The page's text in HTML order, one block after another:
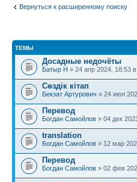
Вернуться к расширенному поиску
ТЕМЫ
Досадные недочёты
Батыр Н » 24 апр 2024, 18:53
Сөздік кітап
Бекзат Артурович » 24 июл
Перевод
Богдан Самойлов » 04 дек
translation
Богдан Самойлов » 12 мар
Перевод
Богдан Самойлов » 02 фев